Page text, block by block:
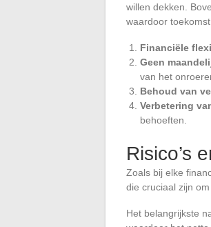
willen dekken.
waardoor
Financiële
Geen
van het
Behoud van
Verbetering
behoeften.
Risico’s
Zoals bij elke
die cruciaal zijn
Het belangrijkste